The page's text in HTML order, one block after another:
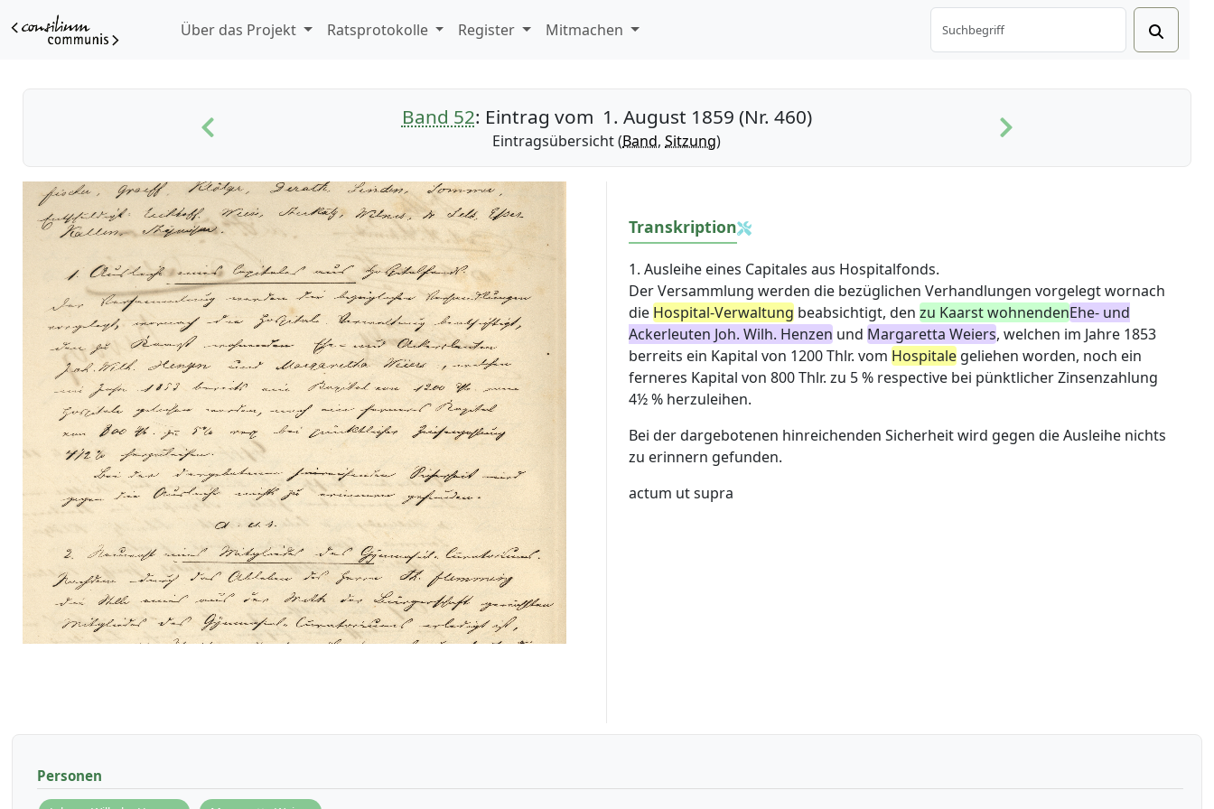
Über das Projekt Ratsprotokolle Register Mitmachen
Band 52: Eintrag vom 1. August 1859 (Nr. 460)
Eintragsübersicht (Band,Sitzung)
Transkription
1. Ausleiheeines Capitales aus Hospitalfonds.
Der Versammlung werden die bezüglichen Verhandlungen vorgelegt wornach
die Hospital-Verwaltung beabsichtigt, den zu Kaarst wohnendenEhe- und
Ackerleuten Joh. Wilh. Henzen und Margaretta Weiers, welchen im Jahre 1853
berreits ein Kapital von 1200 Thlr. vom Hospitalegeliehen worden, noch ein
ferneres Kapital von 800 Thlr. zu 5 % respective bei pünktlicher Zinsenzahlung
4½ % herzuleihen.
Bei der dargebotenen hinreichenden Sicherheit wird gegen die Ausleihe nichts
zu erinnern gefunden.
actum ut supra
Personen